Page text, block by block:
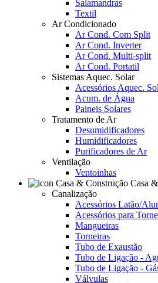
Salamandras
Textil
Ar Condicionado
Ar Cond. Com Split
Ar Cond. Inverter
Ar Cond. Multi-split
Ar Cond. Portatil
Sistemas Aquec. Solar
Acessórios Aquec.
Acum. de Água
Paineis Solares
Tratamento de Ar
Desumidificadores
Humidificadores
Purificadores de Ar
Ventilação
Ventoinhas
Casa
Canalização
Acessórios Latão/
Acessórios para
Mangueiras
Torneiras
Tubo de Exaustão
Tubo de Ligação -
Tubo de Ligação -
Válvulas